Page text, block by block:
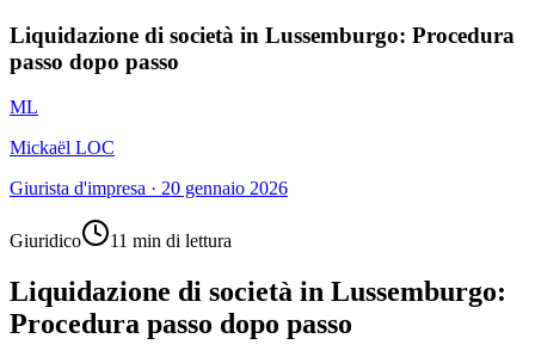
Liquidazione di società in Lussemburgo: Procedura
passo dopo passo
ML
Mickaël LOC
Giurista d'impresa · 20 gennaio 2026
Giuridico 11 min di lettura
Liquidazione di società in Lussemburgo:
Procedura passo dopo passo